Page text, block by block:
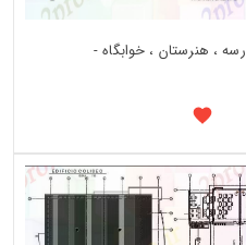
، هنرستان ، خوابگاه -